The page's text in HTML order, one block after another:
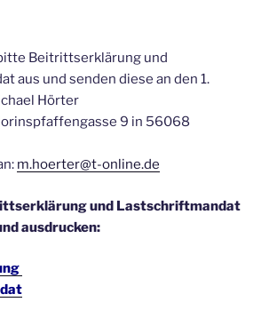
Beitrittserklärung und
aus und senden diese an den 1.
Hörter
9 in 56068
m.hoerter@t-online.de
und Lastschriftmandat
ausdrucken: